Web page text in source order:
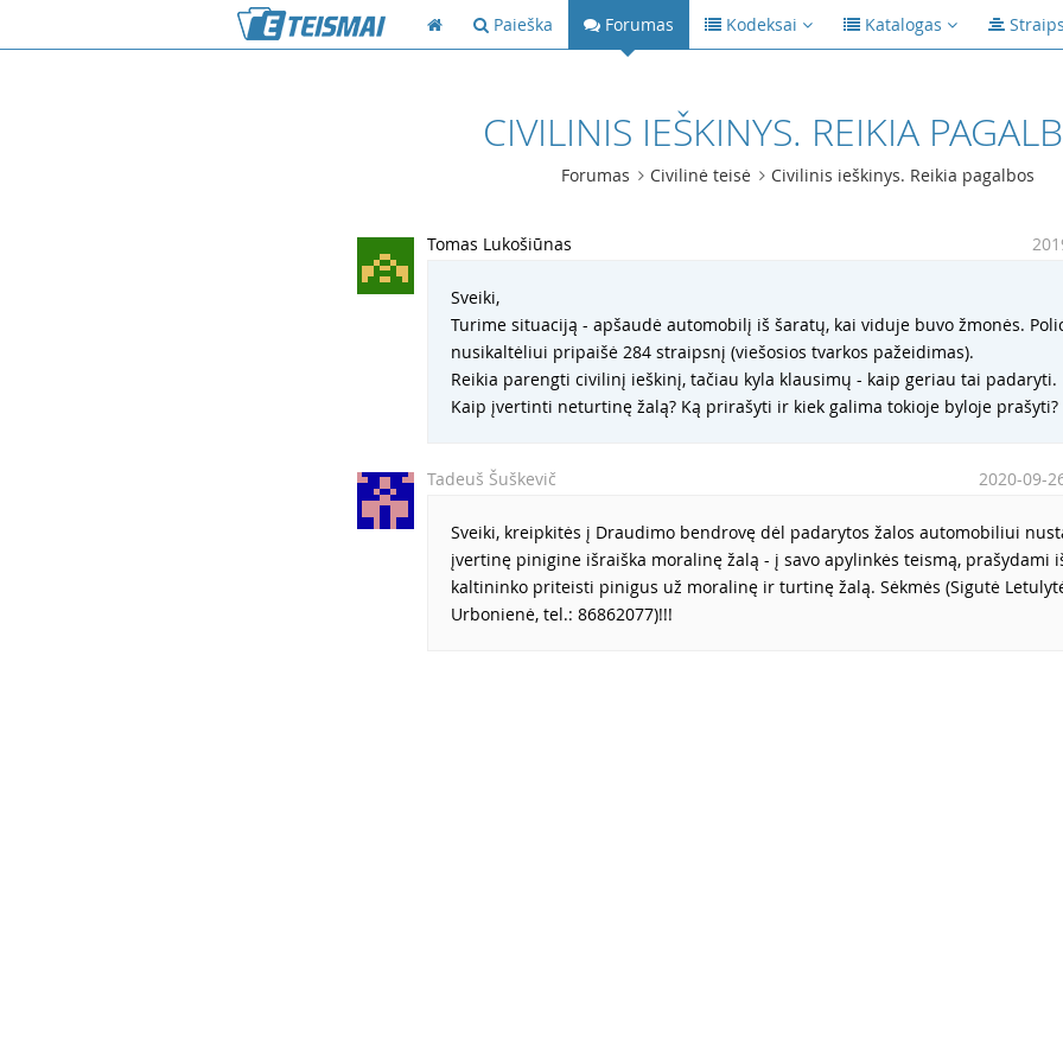
Paieška Forumas Kodeksai Katalogas
CIVILINIS IEŠKINYS. REIKIA
Forumas Civilinė teisė Civilinis ieškinys. Reikia pagalbos
Tomas Lukošiūnas
Sveiki,
Turime situaciją - apšaudė automobilį iš šaratų, kai viduje buvo žmonės.
nusikaltėliui pripaišė 284 straipsnį (viešosios tvarkos pažeidimas).
Reikia parengti civilinį ieškinį, tačiau kyla klausimų - kaip geriau tai padaryti.
Kaip įvertinti neturtinę žalą? Ką prirašyti ir kiek galima tokioje byloje prašyti?
Tadeuš Šuškevič 2020-09-
Sveiki, kreipkitės į Draudimo bendrovę dėl padarytos žalos automobiliui
įvertinę pinigine išraiška moralinę žalą - į savo apylinkės teismą, prašydami
kaltininko priteisti pinigus už moralinę ir turtinę žalą. Sėkmės (Sigutė
Urbonienė, tel.: 86862077)!!!